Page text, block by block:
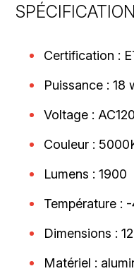
Certification :
Puissance : 18
Voltage :
Couleur :
Lumens : 1900
Température :
Dimensions :
Matériel :